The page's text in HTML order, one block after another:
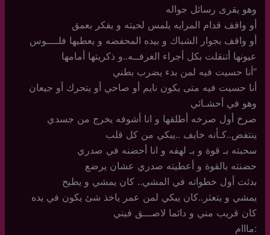
وهو يقرى رسائل جواله
أو واقف قدام المرايه يلمس لحيته و يفكر بعمق
أو واقف بجوار الشباك و بيده المحفضه و يعطيها فلــــوس
عيونها أتنقلت بكل أجراء الغرفــه..و ذكريتها أمامها
“أنا حسيت فيه لمن بدء يضرب بطني
أنا حسيت فيه متى يكون نايم أو صاحي أو يتحرك أو جيعان
وهو في أحشـائي
صرخ أول صرخه أطلقها و انا أشوفه يخرج من جسدي
ينتفض..كـأنه خايف ..يبكي من كل قلب
سحبته بـ قوة و بـ لهفه و انا أحضنه في صدري
حضنته بالقوة و أعطيته صدري عشان يرضع
بدئت أول خطواته في المشي.. كان يمشي و يطيح
يمشي و يتعثر..كان يبكي لمن عمر ياخذ شئ يكون في يده
كان قريب مني و دائما لاصـــق فيني
:مااام